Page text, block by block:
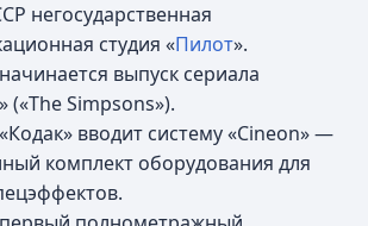
негосударственная
студия «Пилот».
выпуск сериала
» («Тhe Simpsons»).
вводит систему «Сineon» —
комплект оборудования для